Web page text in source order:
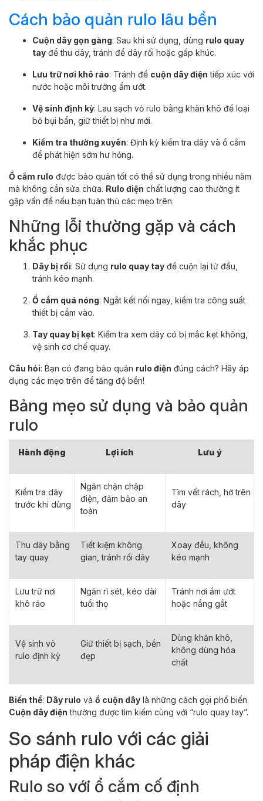
Cách bảo quản rulo lâu bền
Cuộn dây gọn gàng: Sau khi sử dụng, dùng rulo quay
tay để thu dây, tránh để dây rối hoặc gấp khúc.
Lưu trữ nơi khô ráo: Tránh để cuộn dây điện tiếp xúc với
nước hoặc môi trường ẩm ướt.
Vệ sinh định kỳ: Lau sạch vỏ rulo bằng khăn khô để loại
bỏ bụi bẩn, giữ thiết bị như mới.
Kiểm tra thường xuyên: Định kỳ kiểm tra dây và ổ cắm
để phát hiện sớm hư hỏng.
Ổ cắm rulo được bảo quản tốt có thể sử dụng trong nhiều năm
mà không cần sửa chữa. Rulo điện chất lượng cao thường ít
gặp vấn đề nếu bạn tuân thủ các mẹo trên.
Những lỗi thường gặp và cách
khắc phục
Dây bị rối: Sử dụng rulo quay tay để cuộn lại từ đầu,
tránh kéo mạnh.
Ổ cắm quá nóng: Ngắt kết nối ngay, kiểm tra công suất
thiết bị cắm vào.
Tay quay bị kẹt: Kiểm tra xem dây có bị mắc kẹt không,
vệ sinh cơ chế quay.
Câu hỏi: Bạn có đang bảo quản rulo điện đúng cách? Hãy áp
dụng các mẹo trên để tăng độ bền!
Bảng mẹo sử dụng và bảo quản
rulo
Hành động Lợi ích Lưu ý
Kiểm tra dây
trước khi dùng
Ngăn chặn chập
điện, đảm bảo an
toàn
Tìm vết rách, hở trên
dây
Thu dây bằng
tay quay
Tiết kiệm không
gian, tránh rối dây
Xoay đều, không
kéo mạnh
Lưu trữ nơi
khô ráo
Ngăn rỉ sét, kéo dài
tuổi thọ
Tránh nơi ẩm ướt
hoặc nắng gắt
Vệ sinh vỏ
rulo định kỳ
Giữ thiết bị sạch, bền
đẹp
Dùng khăn khô,
không dùng hóa
chất
Biến thể: Dây rulo và ổ cuộn dây là những cách gọi phổ biến.
Cuộn dây điện thường được tìm kiếm cùng với “rulo quay tay”.
So sánh rulo với các giải
pháp điện khác
Rulo so với ổ cắm cố định